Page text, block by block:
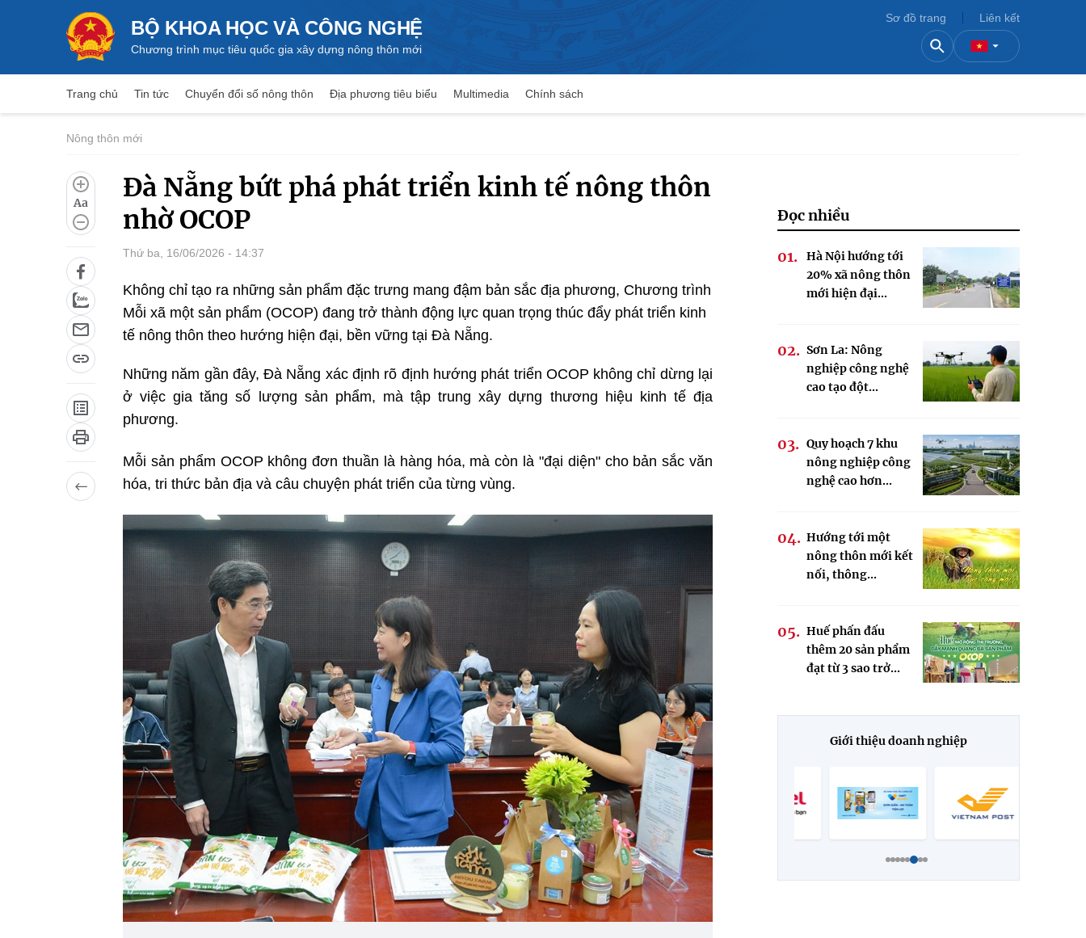
BỘ KHOA HỌC VÀ CÔNG NGHỆ
Chương trình mục tiêu quốc gia xây dựng nông thôn mới
Sơ đồ trang Liên kết
Trang chủ Tin tức Chuyển đổi số nông thôn Địa phương tiêu biểu Multimedia Chính sách
Nông thôn mới
Aa
Đà Nẵng bứt phá phát triển kinh tế nông thôn
nhờ OCOP
Thứ ba, 16/06/2026 - 14:37
Không chỉ tạo ra những sản phẩm đặc trưng mang đậm bản sắc địa phương, Chương trình
Mỗi xã một sản phẩm (OCOP) đang trở thành động lực quan trọng thúc đẩy phát triển kinh
tế nông thôn theo hướng hiện đại, bền vững tại Đà Nẵng.
Những năm gần đây, Đà Nẵng xác định rõ định hướng phát triển OCOP không chỉ dừng lại
ở việc gia tăng số lượng sản phẩm, mà tập trung xây dựng thương hiệu kinh tế địa
phương.
Mỗi sản phẩm OCOP không đơn thuần là hàng hóa, mà còn là "đại diện" cho bản sắc văn
hóa, tri thức bản địa và câu chuyện phát triển của từng vùng.
Đọc nhiều
Hà Nội hướng tới
20% xã nông thôn
mới hiện đại...
Sơn La: Nông
nghiệp công nghệ
cao tạo đột...
Quy hoạch 7 khu
nông nghiệp công
nghệ cao hơn...
Hướng tới một
nông thôn mới kết
nối, thông...
Huế phấn đấu
thêm 20 sản phẩm
đạt từ 3 sao trở...
Giới thiệu doanh nghiệp